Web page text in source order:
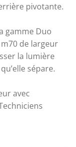
pivotante.
gamme Duo
de largeur
la lumière
sépare.
avec